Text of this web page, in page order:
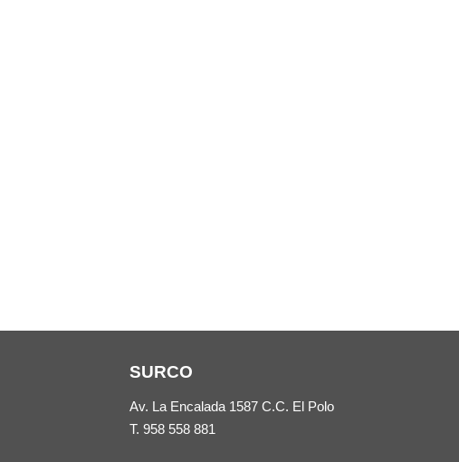
SURCO
Av. La Encalada 1587 C.C. El Polo
T. 958 558 881